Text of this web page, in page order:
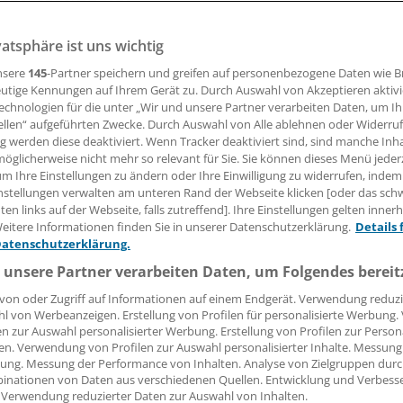
09:01 Uhr
von der dsai e. V. - Patientenorganisation für
Newsletter behandelt auf 50 bis 60 Seiten
und die seltene Krankheit des angeborenen
Kompakt zusammengefasst und fachlich fundiert geht es
primärer Immundefekte", "Gentherapie für
oder "Verträglichkeit der IgG-Therapie".
er über Neuigkeiten aus der Forschung, stellt Studien
und bietet einen Überblick über anstehende Termine
zum Thema Immunologie. Autoren der Fachbeiträge
ganz Deutschland.(eb)
ist uns wichtig
145-Partner speichern und greifen auf personenbezogene Daten wie
Kennungen auf Ihrem Gerät zu. Durch Auswahl von Akzeptieren
für die unter „Wir und unsere Partner verarbeiten Daten, um
aufgeführten Zwecke. Durch Auswahl von Alle ablehnen oder
werden diese deaktiviert. Wenn Tracker deaktiviert sind, sind manche
nicht mehr so relevant für Sie. Sie können dieses Menü
Ihre Einstellungen zu ändern oder Ihre Einwilligung zu widerrufen, indem
verwalten am unteren Rand der Webseite klicken [oder das
links auf der Webseite, falls zutreffend]. Ihre Einstellungen gelten
Informationen finden Sie in unserer Datenschutzerklärung. Details
Partner verarbeiten Daten, um Folgendes
oder Zugriff auf Informationen auf einem Endgerät. Verwendung
von Werbeanzeigen. Erstellung von Profilen für personalisierte
zur Auswahl personalisierter Werbung. Erstellung von Profilen zur
Verwendung von Profilen zur Auswahl personalisierter Inhalte.
Messung der Performance von Inhalten. Analyse von Zielgruppen
von Daten aus verschiedenen Quellen. Entwicklung und
reduzierter Daten zur Auswahl von Inhalten.